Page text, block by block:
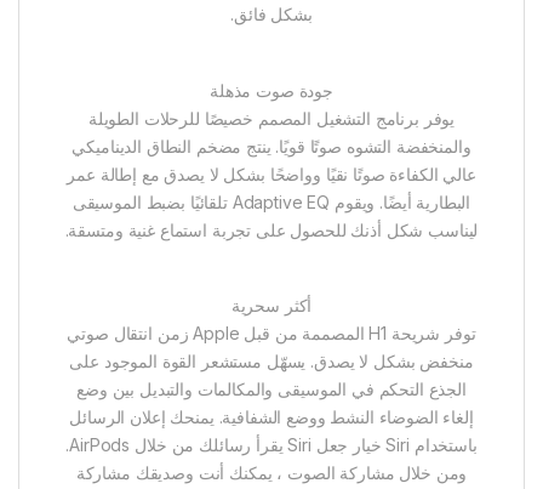
بشكل فائق.
جودة صوت مذهلة
يوفر برنامج التشغيل المصمم خصيصًا للرحلات الطويلة
والمنخفضة التشوه صوتًا قويًا. ينتج مضخم النطاق الديناميكي
عالي الكفاءة صوتًا نقيًا وواضحًا بشكل لا يصدق مع إطالة عمر
البطارية أيضًا. ويقوم Adaptive EQ تلقائيًا بضبط الموسيقى
ليناسب شكل أذنك للحصول على تجربة استماع غنية ومتسقة.
أكثر سحرية
توفر شريحة H1 المصممة من قبل Apple زمن انتقال صوتي
منخفض بشكل لا يصدق. يسهّل مستشعر القوة الموجود على
الجذع التحكم في الموسيقى والمكالمات والتبديل بين وضع
إلغاء الضوضاء النشط ووضع الشفافية. يمنحك إعلان الرسائل
باستخدام Siri خيار جعل Siri يقرأ رسائلك من خلال AirPods.
ومن خلال مشاركة الصوت ، يمكنك أنت وصديقك مشاركة